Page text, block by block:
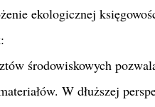
ekologicznej
środowiskowych
W dłuższej